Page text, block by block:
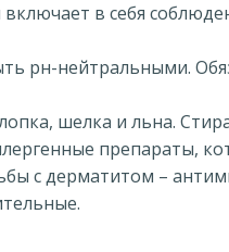
в себя
рн-нейтральными.
шелка и льна.
препараты,
с дерматитом –